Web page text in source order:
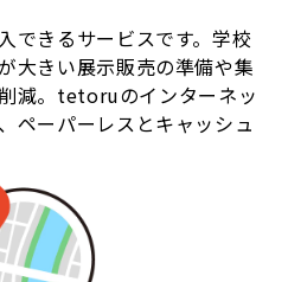
できるサービスです。学校
大きい展示販売の準備や集
減。tetoruのインターネッ
ペーパーレスとキャッシュ